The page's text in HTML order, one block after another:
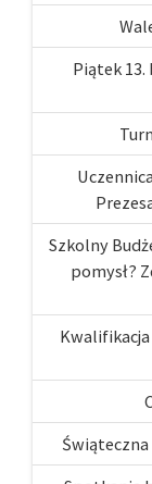
Piątek 13.
Szkolny
pomysł?